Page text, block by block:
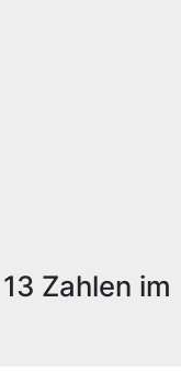
Zahlen im